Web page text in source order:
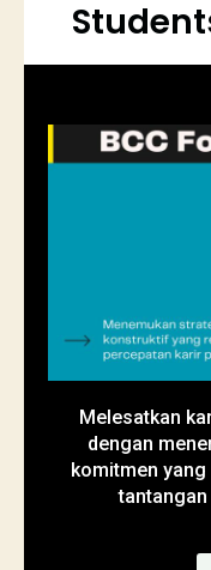
Melesatkan
dengan
komitmen